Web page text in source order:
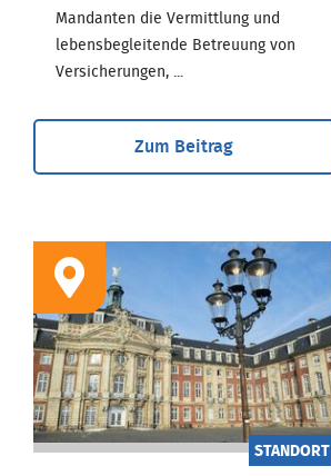
Mandanten die Vermittlung und
lebensbegleitende Betreuung von
Versicherungen, ...
Zum Beitrag
STANDORT